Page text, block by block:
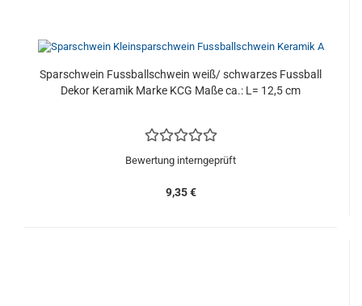
Sparschwein Fussballschwein weiß/ schwarzes Fussball
Dekor Keramik Marke KCG Maße ca.: L= 12,5 cm
Bewertung interngeprüft
9,35 €